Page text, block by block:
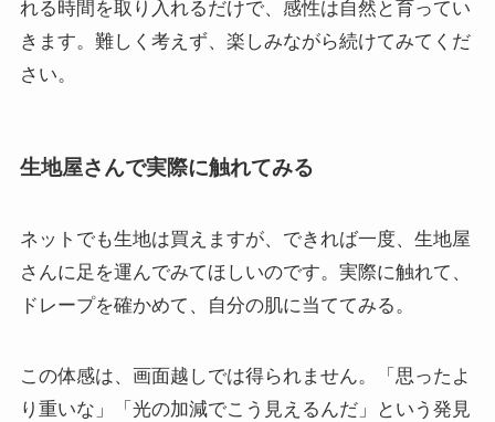
れる時間を取り入れるだけで、感性は自然と育ってい
きます。難しく考えず、楽しみながら続けてみてくだ
さい。
生地屋さんで実際に触れてみる
ネットでも生地は買えますが、できれば一度、生地屋
さんに足を運んでみてほしいのです。実際に触れて、
ドレープを確かめて、自分の肌に当ててみる。
この体感は、画面越しでは得られません。「思ったよ
り重いな」「光の加減でこう見えるんだ」という発見